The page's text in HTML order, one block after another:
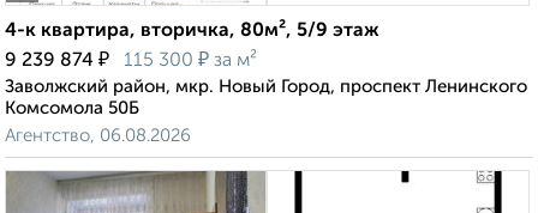
4-к квартира, вторичка, 80м², 5/9 этаж
9 239 874 ₽ 115 300 ₽ за м²
Заволжский район, мкр. Новый Город, проспект Ленинского
Комсомола 50Б
Агентство, 06.08.2026